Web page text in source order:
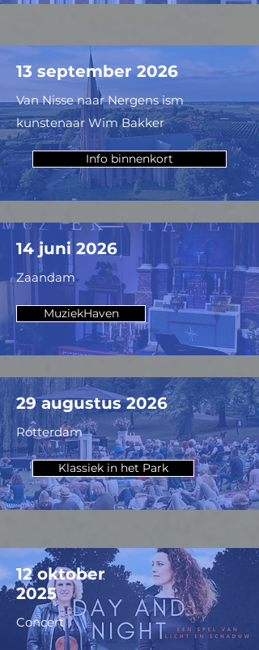
13 september 2026
Van Nisse naar Nergens ism
kunstenaar Wim Bakker
Info binnenkort
14 juni 2026
Zaandam
MuziekHaven
29 augustus 2026
Rotterdam
Klassiek in het Park
12 oktober
2025
Concert